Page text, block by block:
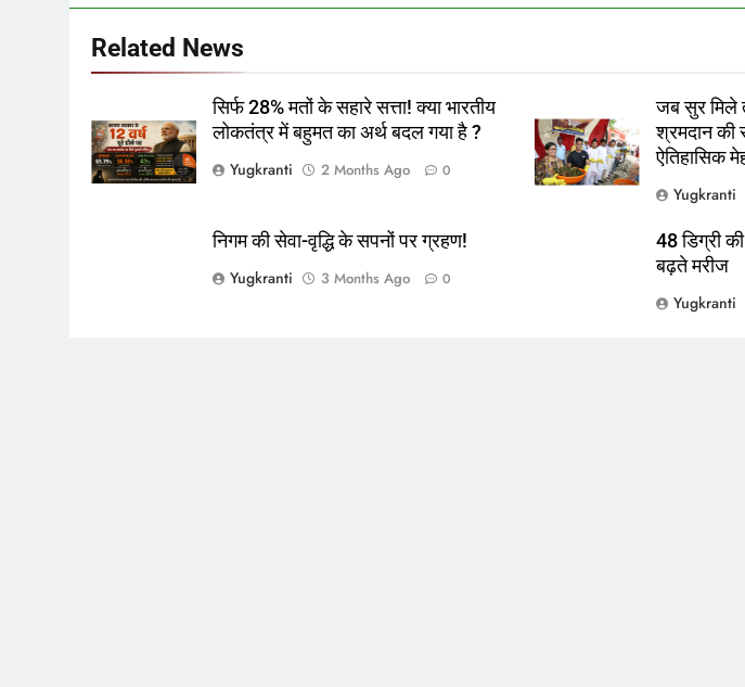
Related News
सिर्फ 28% मतों के सहारे सत्ता! क्या भारतीय
लोकतंत्र में बहुमत का अर्थ बदल गया है ?
Yugkranti
2 Months Ago 0
जब सुर मिले
श्रमदान की
ऐतिहासिक
Yugkranti
निगम की सेवा-वृद्धि के सपनों पर ग्रहण!
Yugkranti
3 Months Ago 0
48 डिग्री
बढ़ते मरीज
Yugkranti